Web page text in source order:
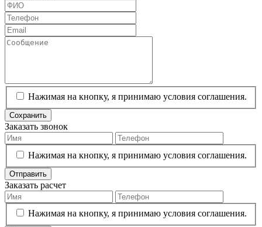
Нажимая на кнопку, я принимаю условия соглашения.
Сохранить
Заказать звонок
Нажимая на кнопку, я принимаю условия соглашения.
Отправить
Заказать расчет
Нажимая на кнопку, я принимаю условия соглашения.